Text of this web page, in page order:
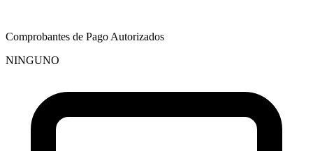
Comprobantes de Pago Autorizados
NINGUNO